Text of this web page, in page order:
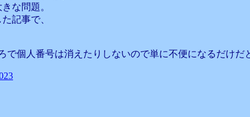
な問題。
記事で、
で個人番号は消えたりしないので単に不便になるだけだ